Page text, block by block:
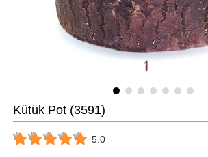
Kütük Pot (3591)
5.0